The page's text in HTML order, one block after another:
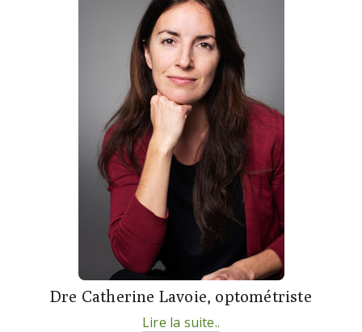
Dre Catherine Lavoie, optométriste
Lire la suite..